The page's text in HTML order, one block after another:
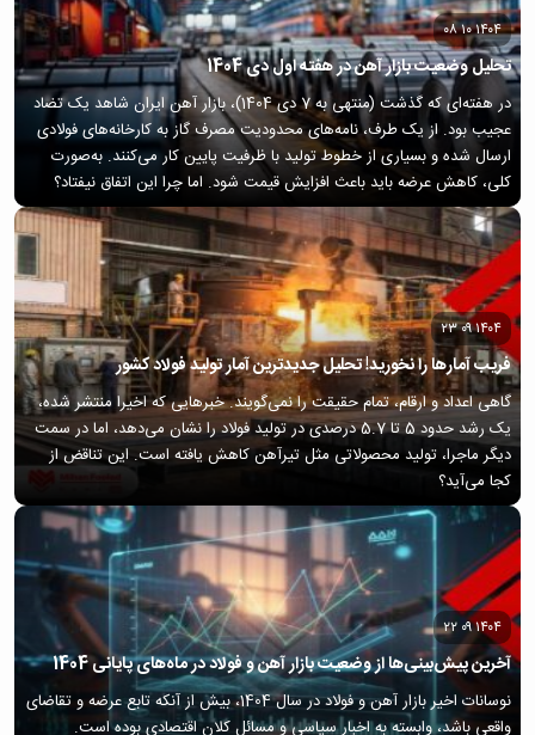
۱۴۰۴ ۱۰ ۰۸
تحلیل وضعیت بازار آهن در هفته اول دی 1404
در هفته‌ای که گذشت (منتهی به 7 دی 1404)، بازار آهن ایران شاهد یک تضاد
عجیب بود. از یک طرف، نامه‌های محدودیت مصرف گاز به کارخانه‌های فولادی
ارسال شده و بسیاری از خطوط تولید با ظرفیت پایین کار می‌کنند. به‌صورت
کلی، کاهش عرضه باید باعث افزایش قیمت شود. اما چرا این اتفاق نیفتاد؟
۱۴۰۴ ۰۹ ۲۳
فریب آمارها را نخورید! تحلیل جدیدترین آمار تولید فولاد کشور
گاهی اعداد و ارقام، تمام حقیقت را نمی‌گویند. خبرهایی که اخیرا منتشر شده،
یک رشد حدود 5 تا 5.7 درصدی در تولید فولاد را نشان می‌دهد، اما در سمت
دیگر ماجرا، تولید محصولاتی مثل تیرآهن کاهش یافته است. این تناقض از
کجا می‌آید؟
۱۴۰۴ ۰۹ ۲۲
آخرین پیش‌بینی‌ها از وضعیت بازار آهن و فولاد در ماه‌های پایانی 1404
نوسانات اخیر بازار آهن و فولاد در سال 1404، بیش از آنکه تابع عرضه و تقاضای
واقعی باشد، وابسته به اخبار سیاسی و مسائل کلان اقتصادی بوده است.